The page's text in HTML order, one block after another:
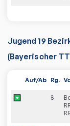
Jugend 19
(Bayerischer
Auf/Ab Rg.
8